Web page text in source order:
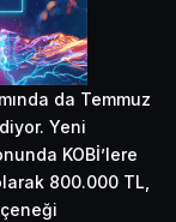
da Temmuz
Yeni
KOBİ’lere
800.000 TL,